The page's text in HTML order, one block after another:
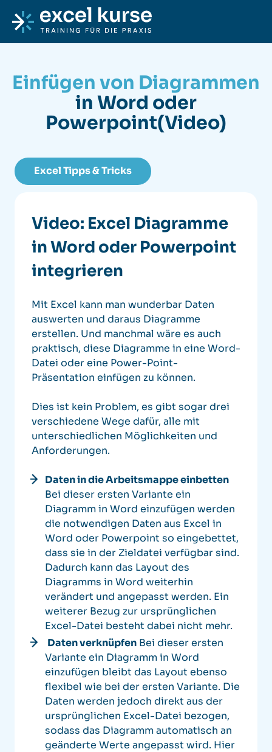
Excel-Kurse
Einfügen von Diagrammen
in Word oder
Powerpoint(Video)
Excel Tipps & Tricks
Video: Excel Diagramme
in Word oder Powerpoint
integrieren
Mit Excel kann man wunderbar Daten
auswerten und daraus Diagramme
erstellen. Und manchmal wäre es auch
praktisch, diese Diagramme in eine Word-
Datei oder eine Power-Point-
Präsentation einfügen zu können.
Dies ist kein Problem, es gibt sogar drei
verschiedene Wege dafür, alle mit
unterschiedlichen Möglichkeiten und
Anforderungen.
Daten in die Arbeitsmappe einbetten
Bei dieser ersten Variante ein
Diagramm in Word einzufügen werden
die notwendigen Daten aus Excel in
Word oder Powerpoint so eingebettet,
dass sie in der Zieldatei verfügbar sind.
Dadurch kann das Layout des
Diagramms in Word weiterhin
verändert und angepasst werden. Ein
weiterer Bezug zur ursprünglichen
Excel-Datei besteht dabei nicht mehr.
Daten verknüpfen Bei dieser ersten
Variante ein Diagramm in Word
einzufügen bleibt das Layout ebenso
flexibel wie bei der ersten Variante. Die
Daten werden jedoch direkt aus der
ursprünglichen Excel-Datei bezogen,
sodass das Diagramm automatisch an
geänderte Werte angepasst wird. Hier